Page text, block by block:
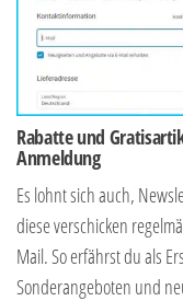
Rabatte und
Anmeldung
Es lohnt sich auch,
diese verschicken
Mail. So erfährst du als
Sonderangeboten und